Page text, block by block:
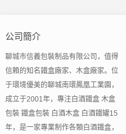
公司簡介
聊城市信義包裝制品有限公司，值得
信賴的知名鐵盒廠家、木盒廠家。位
于環境優美的聊城南環鳳凰工業園，
成立于2001年，專注白酒鐵盒 木盒
包裝 鐵盒包裝 白酒木盒 白酒鐵罐15
年，是一家專業制作各類白酒鐵盒，